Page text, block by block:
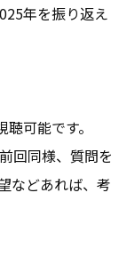
年を振り返え
可能です。
回同様、質問を
などあれば、考